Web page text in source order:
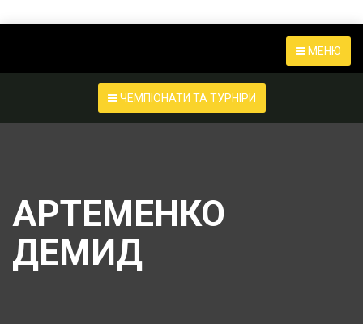
МЕНЮ
ЧЕМПІОНАТИ ТА ТУРНІРИ
АРТЕМЕНКО
ДЕМИД